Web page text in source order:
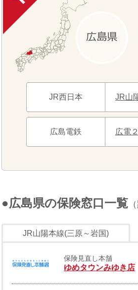
JR西日本 JR山
広島電鉄 広電
●広島県の保険窓口一覧
JR山陽本線(三原～岩国)
保険見直し本舗
ゆめタウンみゆき店